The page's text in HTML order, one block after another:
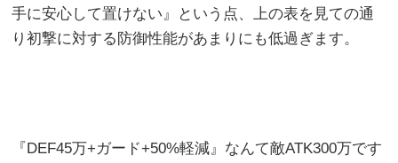
手に安心して置けない』という点、上の表を見ての通
り初撃に対する防御性能があまりにも低過ぎます。
『DEF45万+ガード+50%軽減』なんて敵ATK300万です